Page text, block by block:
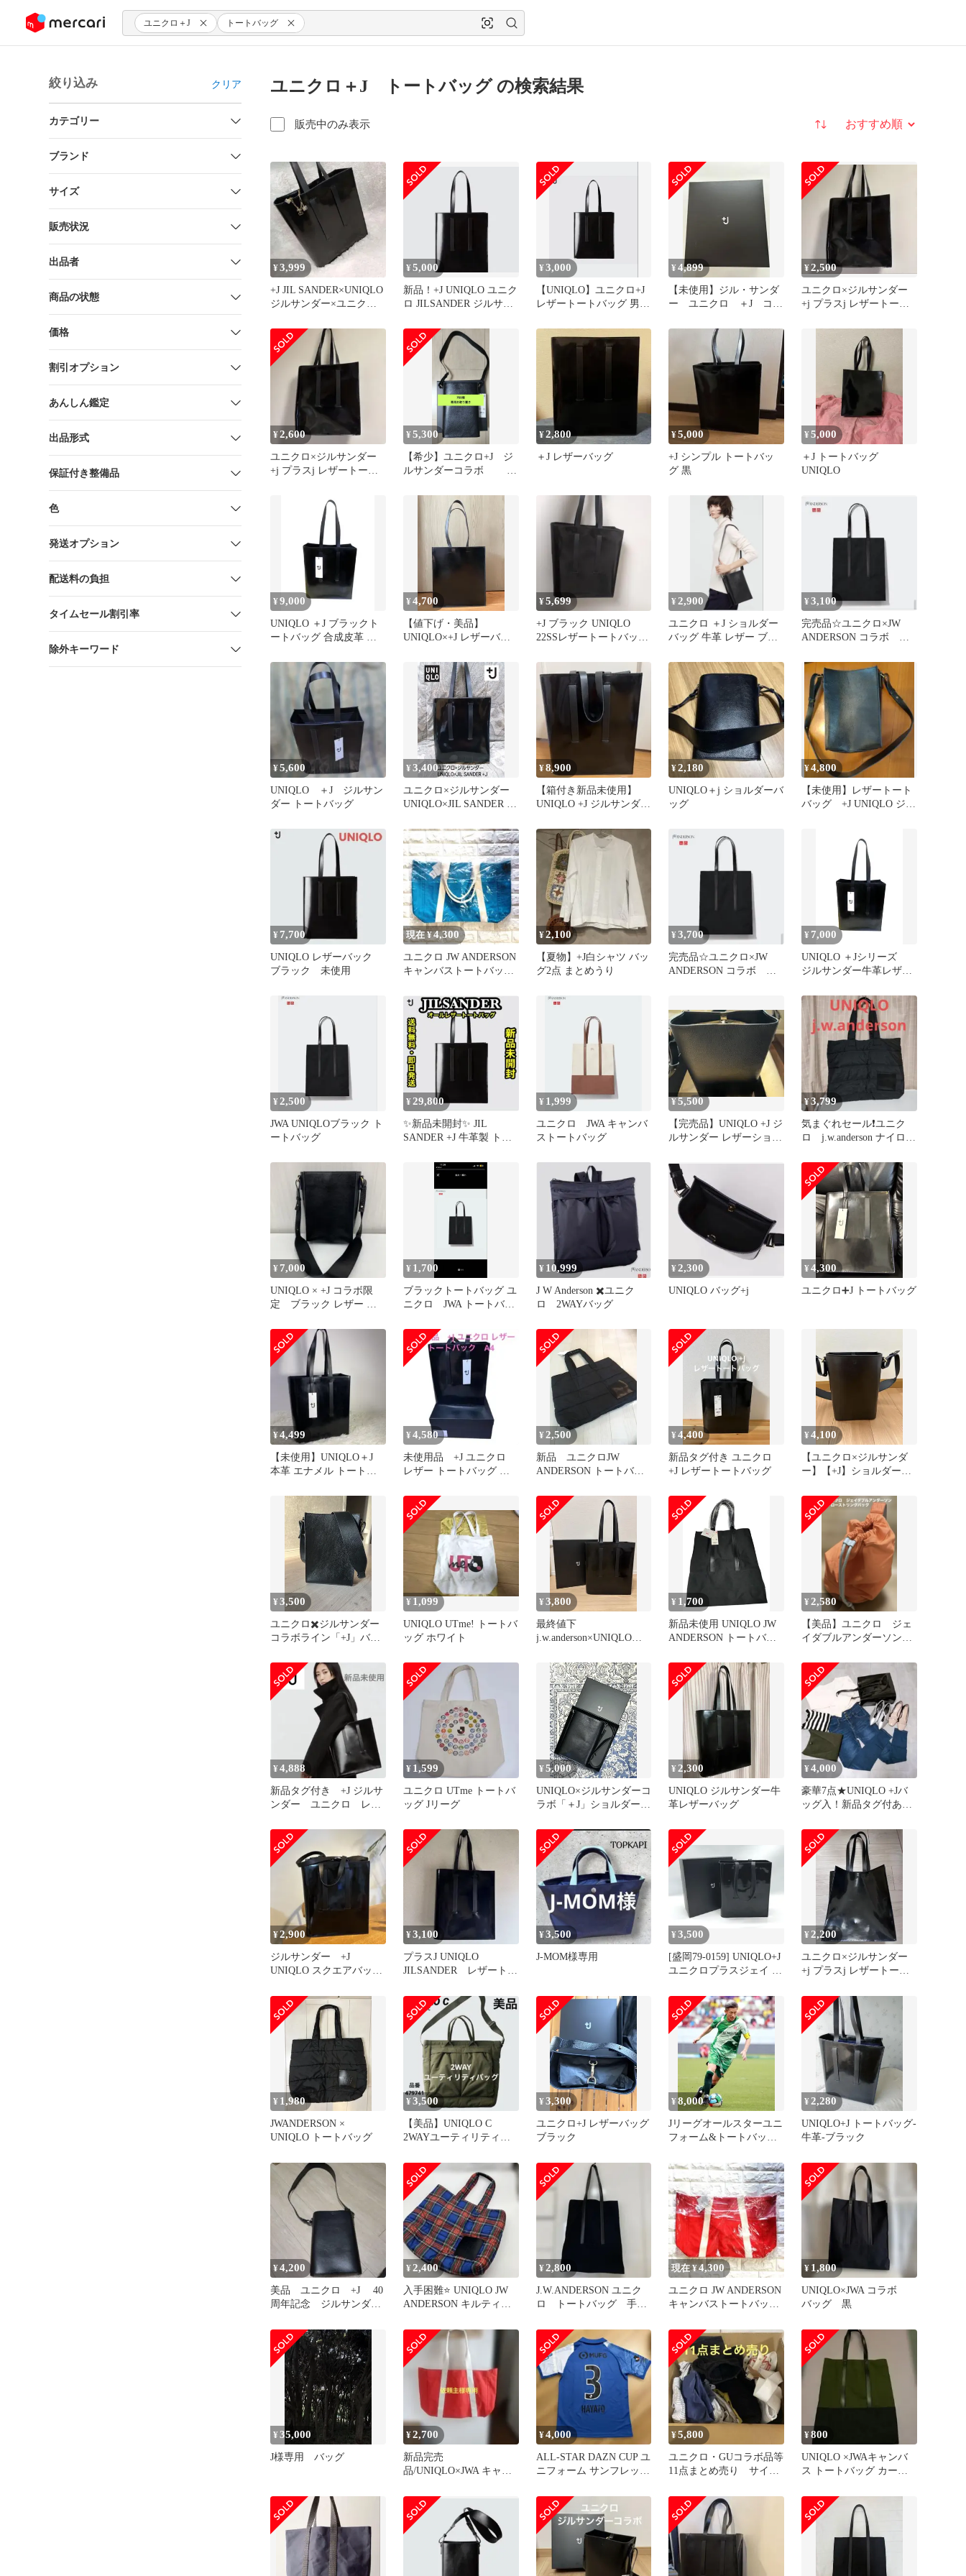
ツにスキップ ユニクロ＋J トートバッグ
絞り込み クリア
カテゴリー
ブランド
サイズ
販売状況
出品者
商品の状態
価格
割引オプション
あんしん鑑定
出品形式
保証付き整備品
色
発送オプション
配送料の負担
タイムセール割引率
除外キーワード
ユニクロ＋J トートバッグ の検索結果
販売中のみ表示 並び替え
¥3,999
+J JIL SANDER×UNIQLO
ジルサンダー×ユニクロ
¥5,000
新品！+J UNIQLO ユニク
ロ JILSANDER ジルサン
¥3,000
【UNIQLO】ユニクロ+J
レザートートバッグ 男女
¥4,899
【未使用】ジル・サンダ
ー ユニクロ ＋J コラ
¥2,500
ユニクロ×ジルサンダー
+j プラスj レザートート
¥2,600
ユニクロ×ジルサンダー
+j プラスj レザートート
¥5,300
【希少】ユニクロ+J ジ
ルサンダーコラボ 牛
タグ付き
¥2,800
＋J レザーバッグ
¥5,000
+J シンプル トートバッ
グ 黒
¥5,000
＋J トートバッグ
UNIQLO
¥9,000
UNIQLO ＋J ブラックト
ートバッグ 合成皮革 未
¥4,700
【値下げ・美品】
UNIQLO×+J レザーバッ
¥5,699
+J ブラック UNIQLO
22SSレザートートバッグ
¥ 2,900
ユニクロ ＋J ショルダー
バッグ 牛革 レザー ブラ
¥3,100
完売品☆ユニクロ×JW
ANDERSON コラボ ト
¥5,600
UNIQLO ＋J ジルサン
ダー トートバッグ
¥3,400
ユニクロ×ジルサンダー
UNIQLO×JIL SANDER +J
¥8,900
【箱付き新品未使用】
UNIQLO +J ジルサンダー
¥2,180
UNIQLO＋j ショルダーバ
ッグ
¥4,800
【未使用】レザートート
バッグ +J UNIQLO ジル
¥ 7,700
UNIQLO レザーバック
ブラック 未使用
現在 ¥4,300
ユニクロ JW ANDERSON
キャンバストートバッグ
¥2,100
【夏物】+J白シャツ バッ
グ2点 まとめうり
¥3,700
完売品☆ユニクロ×JW
ANDERSON コラボ ト
¥ 7,000
UNIQLO ＋Jシリーズ
ジルサンダー牛革レザー
¥2,500
JWA UNIQLOブラック ト
ートバッグ
¥29,800
✨新品未開封✨ JIL
SANDER +J 牛革製 トー
¥ 1,999
ユニクロ JWA キャンバ
ストートバッグ
¥5,500
【完売品】UNIQLO +J ジ
ルサンダー レザーショル
¥3,799
気まぐれセール❗ユニク
ロ j.w.anderson ナイロ
¥ 7,000
UNIQLO × +J コラボ限
定 ブラック レザー シ
¥ 1,700
ブラックトートバッグ ユ
ニクロ JWA トートバッ
¥ 10,999
J W Anderson ✖️ユニク
ロ 2WAYバッグ
¥2,300
UNIQLO バッグ+j
¥4,300
ユニクロ➕J トートバッグ
¥4,499
【未使用】UNIQLO＋J
本革 エナメル トートバ
¥ 4,580
未使用品 +J ユニクロ
レザー トートバッグ ブ
¥ 2,500
新品 ユニクロJW
ANDERSON トートバッ
¥4,400
新品タグ付き ユニクロ
+J レザートートバッグ
¥4,100
【ユニクロ×ジルサンダ
ー】【+J】ショルダーバ
ぼ新品
¥3,500
ユニクロ✖️ジルサンダー
コラボライン「+J」バッ
¥ 1,099
UNIQLO UTme! トートバ
ッグ ホワイト
¥3,800
最終値下
j.w.anderson×UNIQLOレ
¥ 1,700
新品未使用 UNIQLO JW
ANDERSON トートバッ
¥ 2,580
【美品】ユニクロ ジェ
イダブルアンダーソン
グ オレンジ
¥4,888
新品タグ付き +J ジルサ
ンダー ユニクロ レザ
¥ 1,599
ユニクロ UTme トートバ
ッグ Jリーグ
¥5,000
UNIQLO×ジルサンダーコ
ラボ「＋J」ショルダーバ
¥ 2,300
UNIQLO ジルサンダー牛
革レザーバッグ
¥4,000
​豪華7点★UNIQLO +Jバ
ッグ入！新品タグ付あり
¥2,900
ジルサンダー +J
UNIQLO スクエアバッ
¥3,100
プラスJ UNIQLO
JILSANDER レザートー
¥3,500
J-MOM様専用
¥3,500
[盛岡79-0159] UNIQLO+J
ユニクロプラスジェイ ジ
ロ プラスJ エナメルレザ
ートートバッグ [中
古/100][レディース]
¥2,200
ユニクロ×ジルサンダー
+j プラスj レザートート
¥ 1,980
JWANDERSON ×
UNIQLO トートバッグ
¥3,500
【美品】UNIQLO C
2WAYユーティリティバ
¥3,300
ユニクロ+J レザーバッグ
ブラック
¥8,000
Jリーグオールスターユニ
フォーム&トートバック
¥2,280
UNIQLO+J トートバッグ-
牛革-ブラック
¥4,200
美品 ユニクロ +J 40
周年記念 ジルサンダ
グ
¥2,400
入手困難⭐️ UNIQLO JW
ANDERSON キルティン
¥2,800
J.W.ANDERSON ユニク
ロ トートバッグ 手提
現在 ¥4,300
ユニクロ JW ANDERSON
キャンバストートバッグ
¥ 1,800
UNIQLO×JWA コラボ
バッグ 黒
¥35,000
J様専用 バッグ
¥2,700
新品完売
品/UNIQLO×JWA キャン
¥4,000
ALL-STAR DAZN CUP ユ
ニフォーム サンフレッチ
¥5,800
ユニクロ・GUコラボ品等
11点まとめ売り サイズ
¥800
UNIQLO ×JWAキャンバ
ス トートバッグ カーキ×